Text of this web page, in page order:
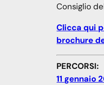
Consiglio
Clicca qui
brochure
PERCORSI:
11 gennaio